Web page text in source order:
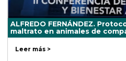
ALFREDO FERNÁNDEZ.
maltrato en animales de
Leer más >